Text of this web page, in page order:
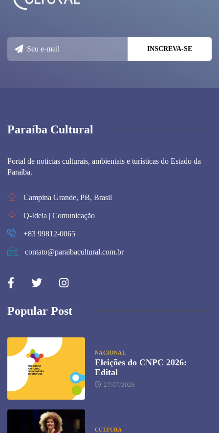
Paraíba Cultural
Portal de noticias culturais, ambientais e turísticas do Estado da
Paraíba.
Campina Grande, PB, Brasil
Q-Ideia | Comunicação
+83 99812-0065
contato@paraibacultural.com.br
Popular Post
NACIONAL
Eleições do CNPC 2026:
Edital
27/07/2026
CULTURA